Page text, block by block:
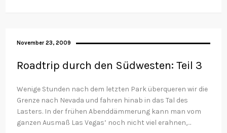
November 23, 2009
Roadtrip durch den Südwesten: Teil 3
Wenige Stunden nach dem letzten Park überqueren wir die
Grenze nach Nevada und fahren hinab in das Tal des
Lasters. In der frühen Abenddämmerung kann man vom
ganzen Ausmaß Las Vegas’ noch nicht viel erahnen,…